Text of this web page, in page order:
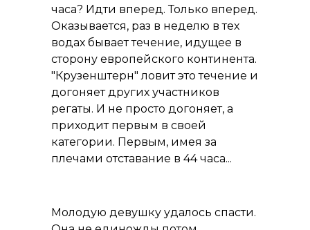
часа? Идти вперед. Только вперед.
Оказывается, раз в неделю в тех
водах бывает течение, идущее в
сторону европейского континента.
"Крузенштерн" ловит это течение и
догоняет других участников
регаты. И не просто догоняет, а
приходит первым в своей
категории. Первым, имея за
плечами отставание в 44 часа...
Молодую девушку удалось спасти.